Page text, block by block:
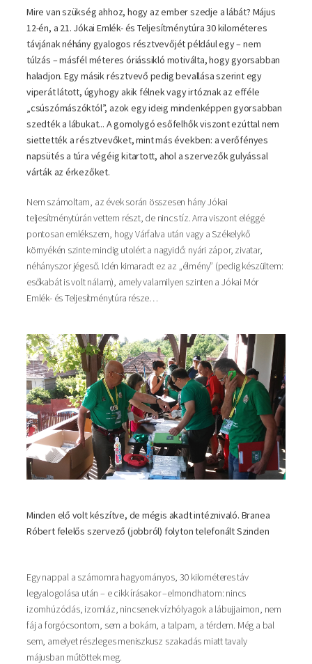
Mire van szükség ahhoz, hogy az ember szedje a lábát? Május
12-én, a 21. Jókai Emlék- és Teljesítménytúra 30 kilométeres
távjának néhány gyalogos résztvevőjét például egy – nem
túlzás – másfél méteres óriássikló motiválta, hogy gyorsabban
haladjon. Egy másik résztvevő pedig bevallása szerint egy
viperát látott, úgyhogy akik félnek vagy irtóznak az efféle
„csúszómászóktól”, azok egy ideig mindenképpen gyorsabban
szedték a lábukat... A gomolygó esőfelhők viszont ezúttal nem
siettették a résztvevőket, mint más években: a verőfényes
napsütés a túra végéig kitartott, ahol a szervezők gulyással
várták az érkezőket.
Nem számoltam, az évek során összesen hány Jókai
teljesítménytúrán vettem részt, de nincs tíz. Arra viszont eléggé
pontosan emlékszem, hogy Várfalva után vagy a Székelykő
környékén szinte mindig utolért a nagyidő: nyári zápor, zivatar,
néhányszor jégeső. Idén kimaradt ez az „élmény” (pedig készültem:
esőkabát is volt nálam), amely valamilyen szinten a Jókai Mór
Emlék- és Teljesítménytúra része…
Minden elő volt készítve, de mégis akadt intéznivaló. Branea
Róbert felelős szervező (jobbról) folyton telefonált Szinden
Egy nappal a számomra hagyományos, 30 kilométeres táv
legyalogolása után – e cikk írásakor –elmondhatom: nincs
izomhúzódás, izomláz, nincsenek vízhólyagok a lábujjaimon, nem
fáj a forgócsontom, sem a bokám, a talpam, a térdem. Még a bal
sem, amelyet részleges meniszkusz szakadás miatt tavaly
májusban műtöttek meg.